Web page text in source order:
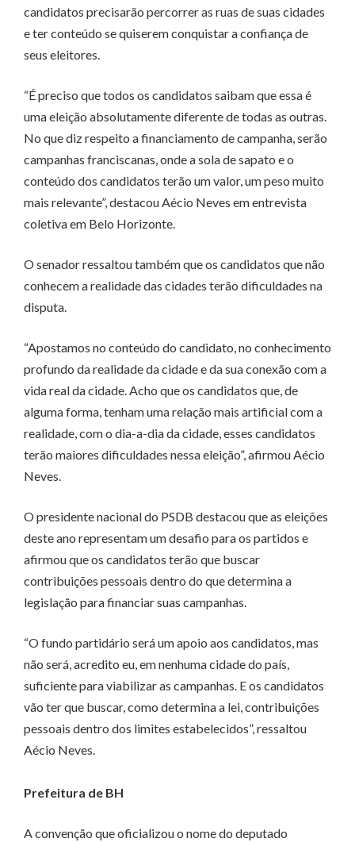
candidatos precisarão percorrer as ruas de suas cidades
e ter conteúdo se quiserem conquistar a confiança de
seus eleitores.
“É preciso que todos os candidatos saibam que essa é
uma eleição absolutamente diferente de todas as outras.
No que diz respeito a financiamento de campanha, serão
campanhas franciscanas, onde a sola de sapato e o
conteúdo dos candidatos terão um valor, um peso muito
mais relevante”, destacou Aécio Neves em entrevista
coletiva em Belo Horizonte.
O senador ressaltou também que os candidatos que não
conhecem a realidade das cidades terão dificuldades na
disputa.
“Apostamos no conteúdo do candidato, no conhecimento
profundo da realidade da cidade e da sua conexão com a
vida real da cidade. Acho que os candidatos que, de
alguma forma, tenham uma relação mais artificial com a
realidade, com o dia-a-dia da cidade, esses candidatos
terão maiores dificuldades nessa eleição”, afirmou Aécio
Neves.
O presidente nacional do PSDB destacou que as eleições
deste ano representam um desafio para os partidos e
afirmou que os candidatos terão que buscar
contribuições pessoais dentro do que determina a
legislação para financiar suas campanhas.
“O fundo partidário será um apoio aos candidatos, mas
não será, acredito eu, em nenhuma cidade do país,
suficiente para viabilizar as campanhas. E os candidatos
vão ter que buscar, como determina a lei, contribuições
pessoais dentro dos limites estabelecidos”, ressaltou
Aécio Neves.
Prefeitura de BH
A convenção que oficializou o nome do deputado